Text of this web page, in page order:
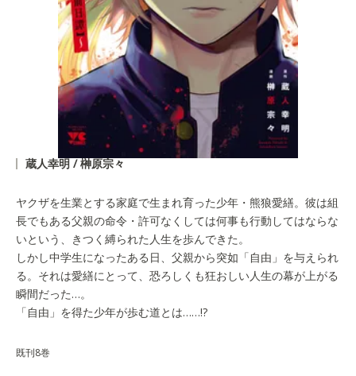
蔵人幸明 / 榊原宗々
ヤクザを生業とする家庭で生まれ育った少年・熊狼愛繕。彼は組
長でもある父親の命令・許可なくしては何事も行動してはならな
いという、きつく縛られた人生を歩んできた。
しかし中学生になったある日、父親から突如「自由」を与えられ
る。それは愛繕にとって、恐ろしくも狂おしい人生の幕が上がる
瞬間だった…。
「自由」を得た少年が歩む道とは……!?
既刊8巻